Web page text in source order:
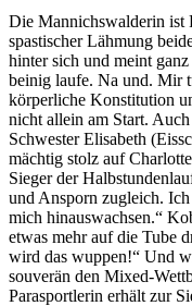
Die Mannichswalderin ist
spastischer Lähmung
hinter sich und meint
beinig laufe. Na und. Mir
körperliche Konstitution
nicht allein am Start.
Schwester Elisabeth
mächtig stolz auf
Sieger der
und Ansporn zugleich.
mich hinauswachsen.“
etwas mehr auf die Tube
wird das wuppen!“ Und
souverän den Mixed-
Parasportlerin erhält zur